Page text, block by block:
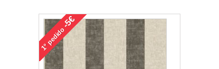
1°
pedido
-5€